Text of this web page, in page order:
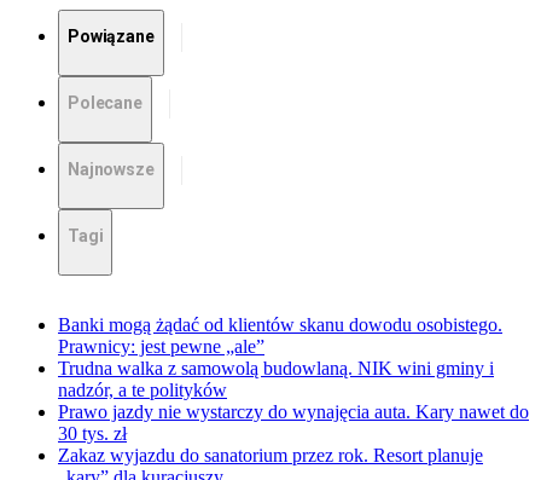
Powiązane
Polecane
Najnowsze
Tagi
Banki mogą żądać od klientów skanu dowodu osobistego.
Prawnicy: jest pewne „ale”
Trudna walka z samowolą budowlaną. NIK wini gminy i
nadzór, a te polityków
Prawo jazdy nie wystarczy do wynajęcia auta. Kary nawet do
30 tys. zł
Zakaz wyjazdu do sanatorium przez rok. Resort planuje